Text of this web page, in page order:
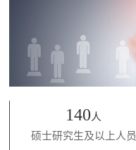
140 人
硕士研究生及以上人员